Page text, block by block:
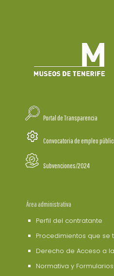
Portal de Transparencia
Convocatoria de empleo
Subvenciones/2024
Área administrativa
Perfil del contratante
Procedimientos que se
Derecho de Acceso a
Normativa y Formularios